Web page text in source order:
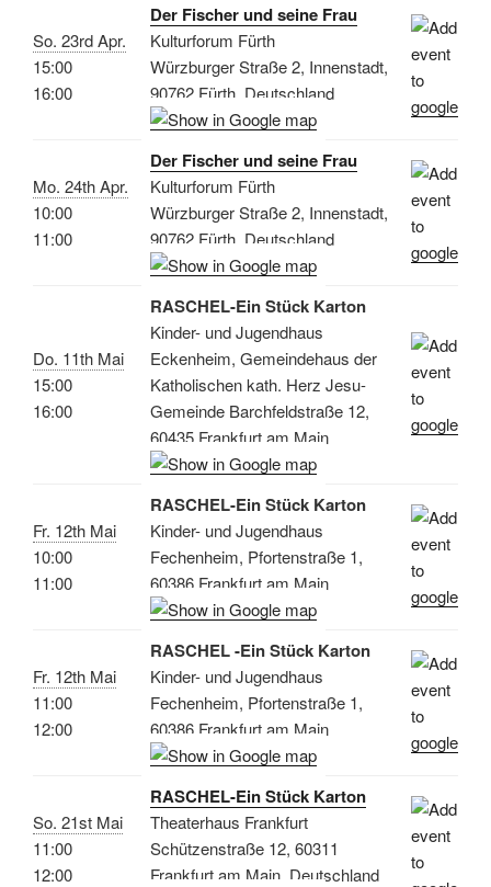
So. 23rd Apr.
15:00
16:00
Der Fischer und seine Frau
Kulturforum Fürth
Würzburger Straße 2, Innenstadt,
90762 Fürth, Deutschland
Mo. 24th Apr.
10:00
11:00
Der Fischer und seine Frau
Kulturforum Fürth
Würzburger Straße 2, Innenstadt,
90762 Fürth, Deutschland
Do. 11th Mai
15:00
16:00
RASCHEL-Ein Stück Karton
Kinder- und Jugendhaus
Eckenheim, Gemeindehaus der
Katholischen kath. Herz Jesu-
Gemeinde Barchfeldstraße 12,
60435 Frankfurt am Main
Fr. 12th Mai
10:00
11:00
RASCHEL-Ein Stück Karton
Kinder- und Jugendhaus
Fechenheim, Pfortenstraße 1,
60386 Frankfurt am Main
Fr. 12th Mai
11:00
12:00
RASCHEL -Ein Stück Karton
Kinder- und Jugendhaus
Fechenheim, Pfortenstraße 1,
60386 Frankfurt am Main
So. 21st Mai
11:00
12:00
RASCHEL-Ein Stück Karton
Theaterhaus Frankfurt
Schützenstraße 12, 60311
Frankfurt am Main, Deutschland